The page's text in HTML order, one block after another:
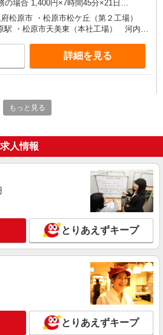
の場合 1,400円×7時間45分×21日
円
府松原市 ・松原市松ケ丘（第２工場）
駅 ・松原市天美東（本社工場） 河内天
詳細を見る
工作業です
OK ※当社規定による
松原市天美北
詳細を見る
ッシの製造スタッフ
円〜280,000円（経験・能力によ
詳細を見る
もっと見る
人情報
とりあえずキープ
とりあえずキープ